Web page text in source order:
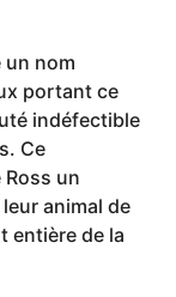
un nom
portant ce
indéfectible
Ce
un
animal de
entière de la